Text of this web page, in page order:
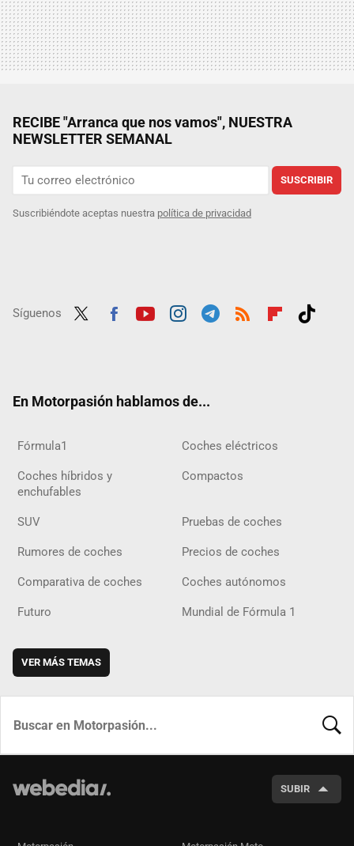
RECIBE "Arranca que nos vamos", NUESTRA
NEWSLETTER SEMANAL
SUSCRIBIR
Suscribiéndote aceptas nuestra política de privacidad
Síguenos
En Motorpasión hablamos de...
Fórmula1 Coches eléctricos
Coches híbridos y
enchufables
Compactos
SUV Pruebas de coches
Rumores de coches Precios de coches
Comparativa de coches Coches autónomos
Futuro Mundial de Fórmula 1
VER MÁS TEMAS
SUBIR